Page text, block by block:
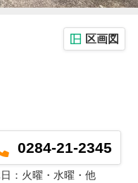
区画図
0284-21-2345
：火曜・水曜・他